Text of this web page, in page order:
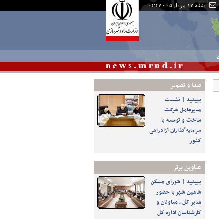
شنبه ۱۷ مرداد ۰۵ - ۰۴:۴۷
صدا و تصوير
ببینید | نشست
مدیرعامل شرکت
ساخت و توسعه با
سرمایه‌گذاران آزادراهی
کشور
عناوین برتر
ببینید | شورای مسکن
شاهین شهر با حضور
مدیر کل ، معاونان و
کارشناسان اداره کل